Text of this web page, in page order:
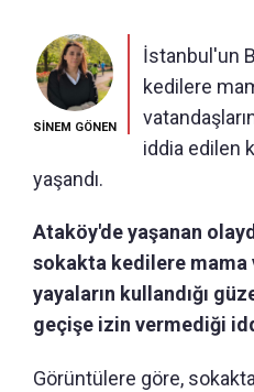
SİNEM GÖNEN
İstanbul'un
kedilere
iddia edilen
yaşandı.
Ataköy'de yaşanan
sokakta kedilere mama
yayaların kullandığı
geçişe izin vermediği
Görüntülere göre,